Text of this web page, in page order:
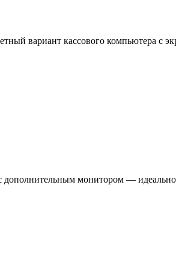
вариант кассового компьютера с
дополнительным монитором —